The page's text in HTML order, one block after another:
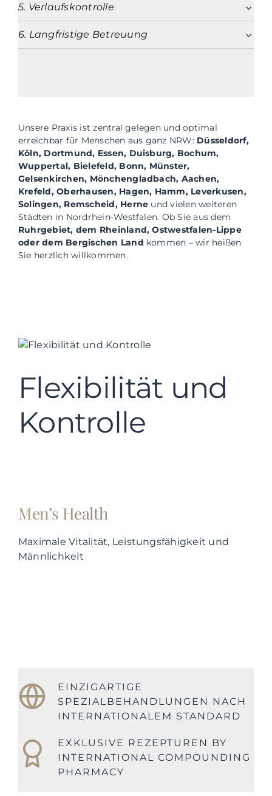
5. Verlaufskontrolle
6. Langfristige Betreuung
Unsere Praxis ist zentral gelegen und optimal
erreichbar für Menschen aus ganz NRW: Düsseldorf,
Köln, Dortmund, Essen, Duisburg, Bochum,
Wuppertal, Bielefeld, Bonn, Münster,
Gelsenkirchen, Mönchengladbach, Aachen,
Krefeld, Oberhausen, Hagen, Hamm, Leverkusen,
Solingen, Remscheid, Herne und vielen weiteren
Städten in Nordrhein-Westfalen. Ob Sie aus dem
Ruhrgebiet, dem Rheinland, Ostwestfalen-Lippe
oder dem Bergischen Land kommen – wir heißen
Sie herzlich willkommen.
Flexibilität und
Kontrolle
Men’s Health
Maximale Vitalität, Leistungsfähigkeit und
Männlichkeit
EINZIGARTIGE
SPEZIALBEHANDLUNGEN NACH
INTERNATIONALEM STANDARD
EXKLUSIVE REZEPTUREN BY
INTERNATIONAL COMPOUNDING
PHARMACY